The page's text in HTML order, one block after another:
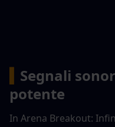
Segnali
potente
In Arena Breakout: